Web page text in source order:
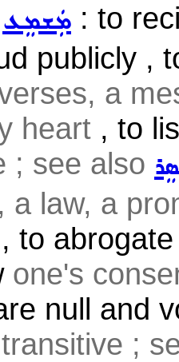
ܡܲܫܡܸܥ : to
publicly ,
a
heart , to
; see also
a law, a
to
one's
null and
transitive ;